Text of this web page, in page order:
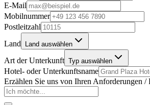
E-Mail
Mobilnummer
Postleitzahl
Land
Land auswählen
Art der Unterkunft Typ auswählen
Hotel- oder Unterkunftsname
Erzählen Sie uns von Ihren Anforderungen /